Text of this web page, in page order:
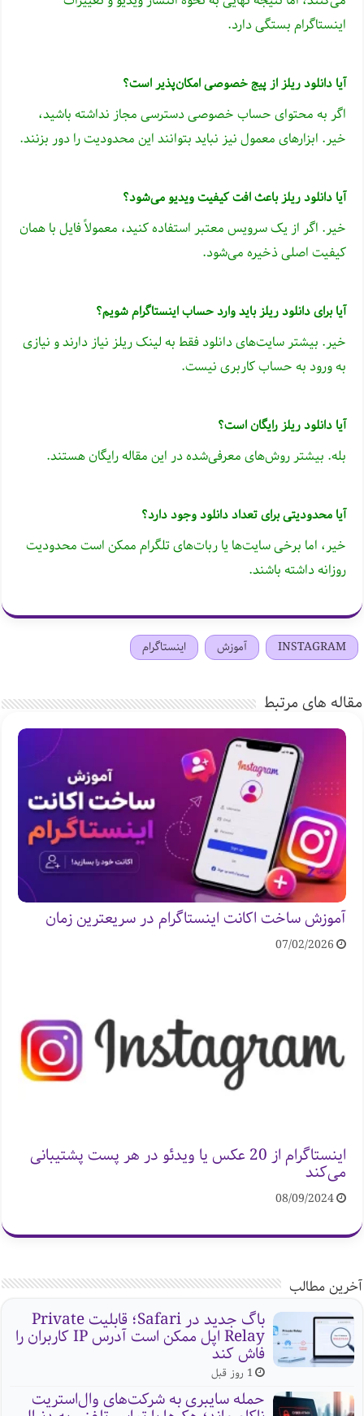
اینستاگرام بستگی دارد.
آیا دانلود ریلز از پیج خصوصی امکان‌پذیر است؟
اگر به محتوای حساب خصوصی دسترسی مجاز نداشته باشید،
خیر. ابزارهای معمول نیز نباید بتوانند این محدودیت را دور بزنند.
آیا دانلود ریلز باعث افت کیفیت ویدیو می‌شود؟
خیر. اگر از یک سرویس معتبر استفاده کنید، معمولاً فایل با همان
کیفیت اصلی ذخیره می‌شود.
آیا برای دانلود ریلز باید وارد حساب اینستاگرام شویم؟
خیر. بیشتر سایت‌های دانلود فقط به لینک ریلز نیاز دارند و نیازی
به ورود به حساب کاربری نیست.
آیا دانلود ریلز رایگان است؟
بله. بیشتر روش‌های معرفی‌شده در این مقاله رایگان هستند.
آیا محدودیتی برای تعداد دانلود وجود دارد؟
خیر، اما برخی سایت‌ها یا ربات‌های تلگرام ممکن است محدودیت
روزانه داشته باشند.
INSTAGRAM آموزش اینستاگرام
مقاله های مرتبط
آموزش ساخت اکانت اینستاگرام در سریعترین زمان
07/02/2026
اینستاگرام از 20 عکس یا ویدئو در هر پست پشتیبانی
می‌کند
08/09/2024
آخرین مطالب
باگ جدید در Safari؛ قابلیت Private
Relay اپل ممکن است آدرس IP کاربران را
فاش کند
1 روز قبل
حمله سایبری به شرکت‌های وال‌استریت